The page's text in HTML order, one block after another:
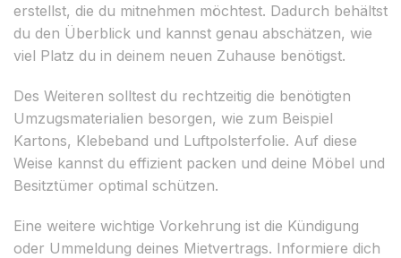
erstellst, die du mitnehmen möchtest. Dadurch behältst
du den Überblick und kannst genau abschätzen, wie
viel Platz du in deinem neuen Zuhause benötigst.
Des Weiteren solltest du rechtzeitig die benötigten
Umzugsmaterialien besorgen, wie zum Beispiel
Kartons, Klebeband und Luftpolsterfolie. Auf diese
Weise kannst du effizient packen und deine Möbel und
Besitztümer optimal schützen.
Eine weitere wichtige Vorkehrung ist die Kündigung
oder Ummeldung deines Mietvertrags. Informiere dich